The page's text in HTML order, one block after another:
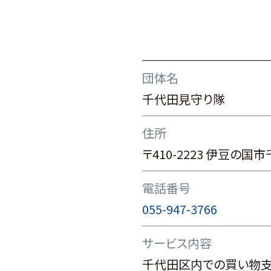
団体名
千代田見守り隊
住所
〒410-2223 伊豆の国市
電話番号
055-947-3766
サービス内容
千代田区内での買い物